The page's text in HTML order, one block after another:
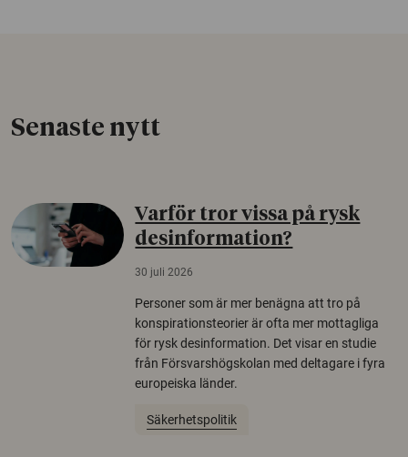
Senaste nytt
Varför tror vissa på rysk
desinformation?
30 juli 2026
Personer som är mer benägna att tro på
konspirationsteorier är ofta mer mottagliga
för rysk desinformation. Det visar en studie
från Försvarshögskolan med deltagare i fyra
europeiska länder.
Säkerhetspolitik